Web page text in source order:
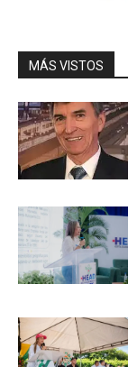
MÁS VISTOS